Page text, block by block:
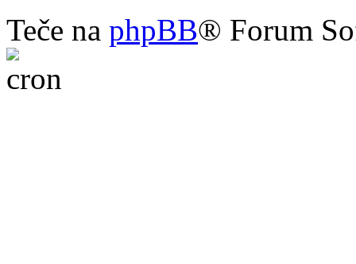
Teče na phpBB® Forum